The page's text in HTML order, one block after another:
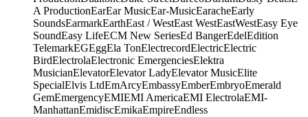
A ProductionEarEar MusicEar-MusicEaracheEarly
SoundsEarmarkEarthEast / WestEast WestEastWestEasy Eye
SoundEasy LifeECM New SeriesEd BangerEdelEdition
TelemarkEGEggEla TonElectrecordElectricElectric
BirdElectrolaElectronic EmergenciesElektra
MusicianElevatorElevator LadyElevator MusicElite
SpecialElvis LtdEmArcyEmbassyEmberEmbryoEmerald
GemEmergencyEMIEMI AmericaEMI ElectrolaEMI-
ManhattanEmidiscEmikaEmpireEndless